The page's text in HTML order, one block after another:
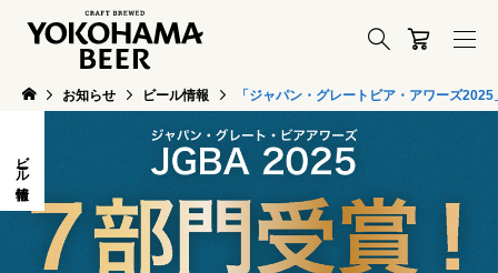
お知らせ ビール情報 「ジャパン・グレートビア・アワーズ
ビール情報